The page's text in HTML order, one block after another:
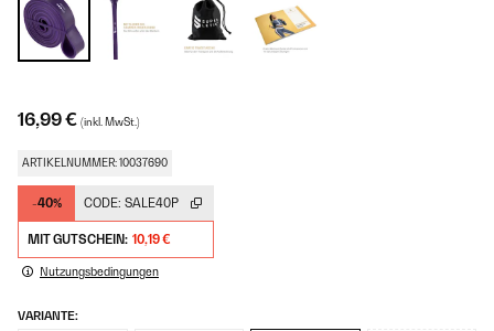
16,99 € (inkl. MwSt.)
ARTIKELNUMMER: 10037690
-40% CODE: SALE40P
MIT GUTSCHEIN: 10,19 €
Nutzungsbedingungen
VARIANTE: